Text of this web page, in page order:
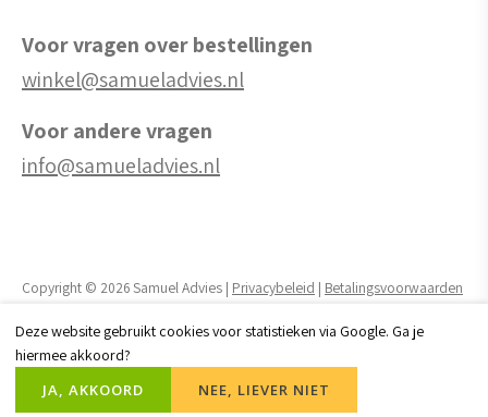
Voor vragen over bestellingen
winkel@samueladvies.nl
Voor andere vragen
info@samueladvies.nl
Copyright © 2026 Samuel Advies | Privacybeleid | Betalingsvoorwaarden
Realisatie website door:Webheld.nl
Deze website gebruikt cookies voor statistieken via Google. Ga je
hiermee akkoord?
JA, AKKOORD
NEE, LIEVER NIET